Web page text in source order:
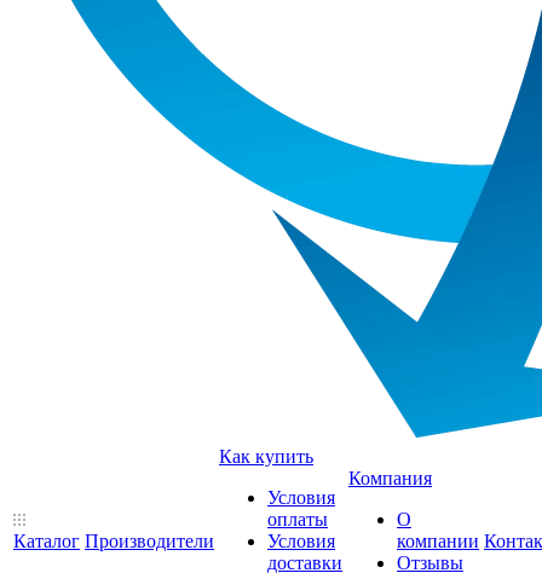
Каталог Производители
Как купить
Условия
оплаты
Условия
доставки
Компания
О
компании
Отзывы